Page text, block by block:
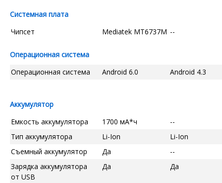
Системная плата
Чипсет
Mediatek MT6737M --
Операционная система
Операционная система
Android 6.0 Android 4.3
Аккумулятор
Емкость аккумулятора
1700 мА*ч
--
Тип аккумулятора
Li-Ion
Li-Ion
Съемный аккумулятор
Да
--
Зарядка аккумулятора
от USB
Да Да